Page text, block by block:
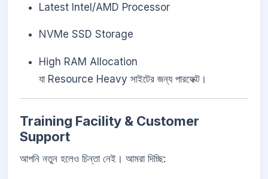
Latest Intel/AMD Processor
NVMe SSD Storage
High RAM Allocation
যা Resource Heavy সাইটের জন্য পারফেক্ট।
Training Facility & Customer
Support
আপনি নতুন হলেও চিন্তা নেই। আমরা দিচ্ছি: